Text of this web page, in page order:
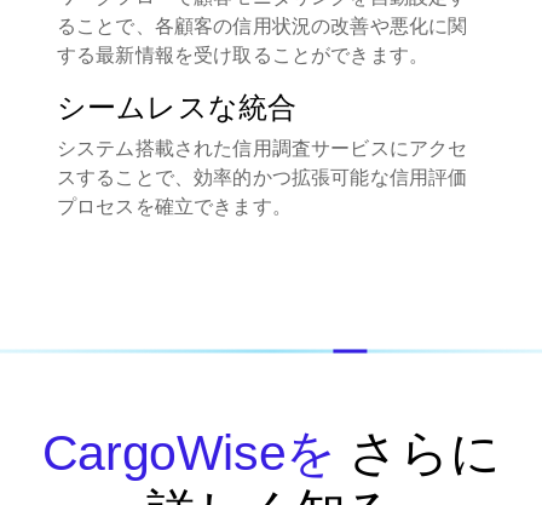
ることで、各顧客の信用状況の改善や悪化に関
する最新情報を受け取ることができます。
シームレスな統合
システム搭載された信用調査サービスにアクセ
スすることで、効率的かつ拡張可能な信用評価
プロセスを確立できます。
CargoWiseを さらに